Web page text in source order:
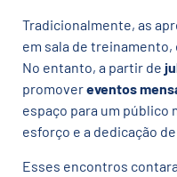
Tradicionalmente, as
em sala de
No entanto, a partir de
promovereventos
espaço para um público
esforço e a dedicação de
Esses encontros